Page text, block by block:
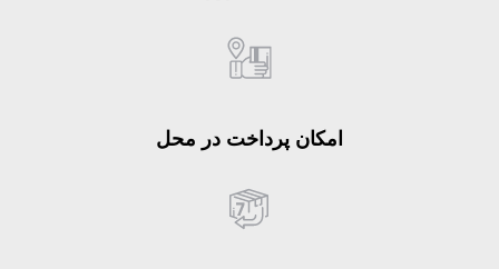
امکان پرداخت در محل